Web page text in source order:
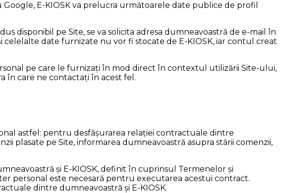
E-KIOSK va prelucra următoarele date publice de profil
disponibil pe Site, se va solicita adresa dumneavoastră de e-mail în
date furnizate nu vor fi stocate de E-KIOSK, iar contul creat
pe care le furnizați în mod direct în contextul utilizării Site-ului,
în care ne contactați în acest fel.
astfel: pentru desfășurarea relației contractuale dintre
plasate pe Site, informarea dumneavoastră asupra stării comenzii,
și E-KIOSK, definit în cuprinsul Termenelor și
personal este necesară pentru executarea acestui contract.
dintre dumneavoastră și E-KIOSK.